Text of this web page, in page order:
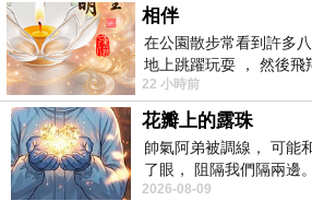
相伴
在公園散步常看到許多
地上跳躍玩耍 ， 然後飛
上，它們身軀是咖啡色的
22 小時前
花瓣上的露珠
帥氣阿弟被調線， 可能
了眼， 阻隔我們隔兩邊
什麼顏色衣服， 不經
2026-08-09